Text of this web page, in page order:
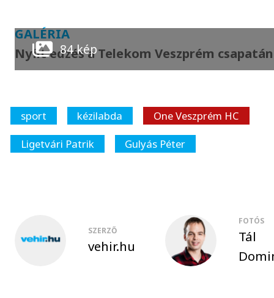
GALÉRIA
Nyílt edzés a Telekom Veszprém
84 kép
sport kézilabda
One Veszprém HC
Ligetvári Patrik
Gulyás Péter
SZERZŐ
vehir.hu
FOTÓS
Tál